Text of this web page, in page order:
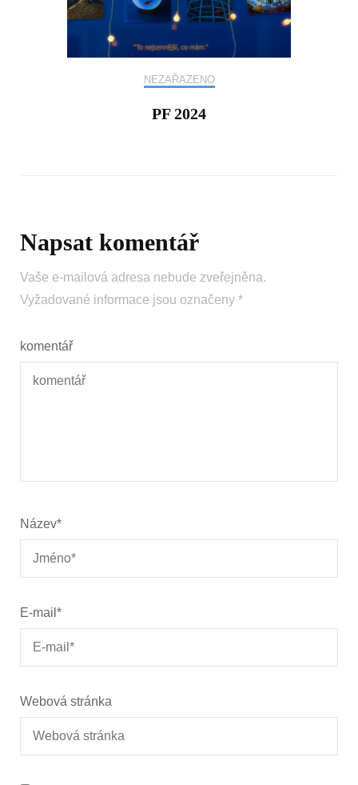
NEZAŘAZENO
PF 2024
Napsat komentář
Vaše e-mailová adresa nebude zveřejněna.
Vyžadované informace jsou označeny *
komentář
Název*
E-mail *
Webová stránka